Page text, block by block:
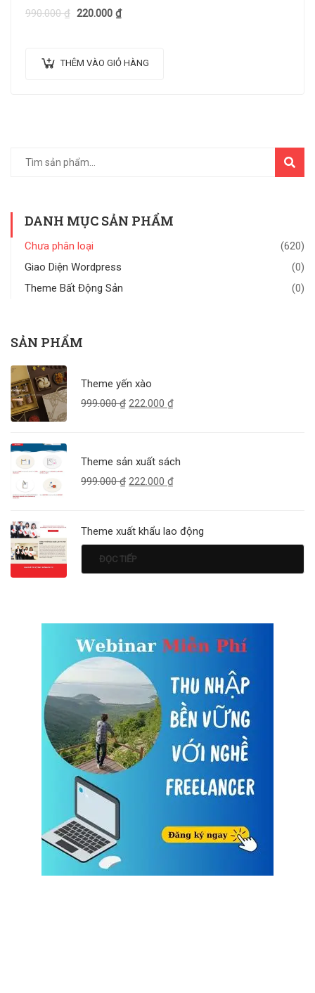
990.000₫ 220.000 ₫
THÊM VÀO GIỎ HÀNG
TÌM
DANH MỤC SẢN PHẨM
Chưa phân loại
(620)
Giao Diện Wordpress
(0)
Theme Bất Động Sản
(0)
SẢN PHẨM
Theme yến xào
999.000₫ 222.000 ₫
Theme sản xuất sách
999.000₫ 222.000 ₫
Theme xuất khẩu lao động
ĐỌC TIẾP